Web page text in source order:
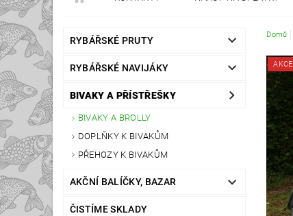
RYBÁŘSKÉ PRUTY
RYBÁŘSKÉ NAVIJÁKY
BIVAKY A PŘÍSTŘEŠKY
BIVAKY A BROLLY
DOPLŇKY K BIVAKŮM
PŘEHOZY K BIVAKŮM
AKČNÍ BALÍČKY, BAZAR
ČISTÍME SKLADY
Domů
AKCE